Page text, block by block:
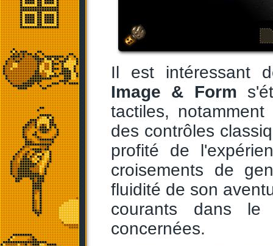
Il est intéressant
Image & Form
tactiles,
des contrôles
profité de
croisements de
fluidité de son
courants dans le
concernées.